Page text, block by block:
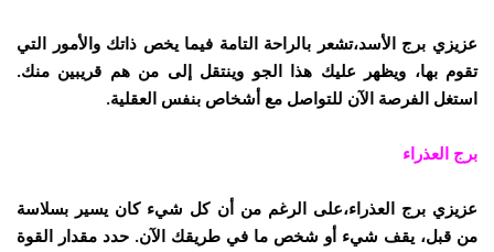
عزيزي برج الأسد،تشعر بالراحة التامة فيما يخص ذاتك والأمور التي
تقوم بها، ويظهر عليك هذا الجو وينتقل إلى من هم قريبين منك.
استغل الفرصة الآن للتواصل مع أشخاص بنفس العقلية.
برج العذراء
عزيزي برج العذراء،على الرغم من أن كل شيء كان يسير بسلاسة
من قبل، يقف شيء أو شخص ما في طريقك الآن. حدد مقدار القوة